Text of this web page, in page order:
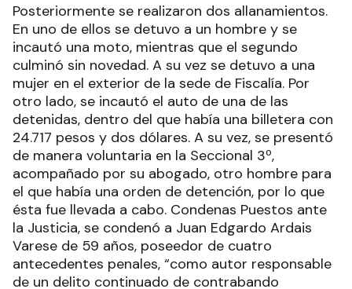
Posteriormente se realizaron dos allanamientos.
En uno de ellos se detuvo a un hombre y se
incautó una moto, mientras que el segundo
culminó sin novedad. A su vez se detuvo a una
mujer en el exterior de la sede de Fiscalía. Por
otro lado, se incautó el auto de una de las
detenidas, dentro del que había una billetera con
24.717 pesos y dos dólares. A su vez, se presentó
de manera voluntaria en la Seccional 3º,
acompañado por su abogado, otro hombre para
el que había una orden de detención, por lo que
ésta fue llevada a cabo. Condenas Puestos ante
la Justicia, se condenó a Juan Edgardo Ardais
Varese de 59 años, poseedor de cuatro
antecedentes penales, “como autor responsable
de un delito continuado de contrabando